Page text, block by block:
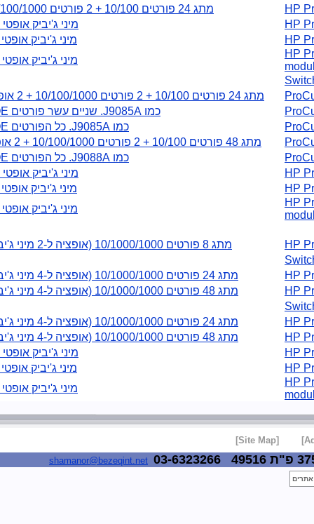
מתג 24 פורטים 10/100 + 2 פורטים 10/100/1000
מיני ג'יביק אופטי SX
מיני ג'יביק אופטי LX
מיני ג'יביק אופטי LH
מתג 24 פורטים 10/100 + 2 פורטים 10/100/1000 + 2 אופטי
כמו J9085A. שניים עשר פורטים POE
כמו J9085A. כל הפורטים POE
מתג 48 פורטים 10/100 + 2 פורטים 10/100/1000 + 2 אופטי
כמו J9088A. כל הפורטים POE
מיני ג'יביק אופטי SX
מיני ג'יביק אופטי LX
מיני ג'יביק אופטי LH
מתג 8 פורטים 10/1000/1000 (אופציה ל-2 מיני ג'יביק)
מתג 24 פורטים 10/1000/1000 (אופציה ל-4 מיני ג'יביק)
מתג 48 פורטים 10/1000/1000 (אופציה ל-4 מיני ג'יביק)
מתג 24 פורטים 10/1000/1000 (אופציה ל-4 מיני ג'יביק)
מתג 48 פורטים 10/1000/1000 (אופציה ל-4 מיני ג'יביק)
מיני ג'יביק אופטי SX
מיני ג'יביק אופטי LX
מיני ג'יביק אופטי LH
49516
03-6323266
shamanor@bezeqint.net